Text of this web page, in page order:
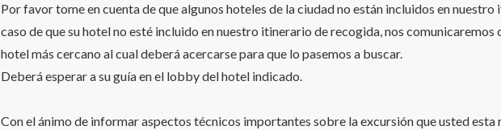
Por favor tome en cuenta de que algunos hoteles de la ciudad no están incluidos en
caso de que su hotel no esté incluido en nuestro itinerario de recogida, nos comunicaremos
hotel más cercano al cual deberá acercarse para que lo pasemos a buscar.
Deberá esperar a su guía en el lobby del hotel indicado.
Con el ánimo de informar aspectos técnicos importantes sobre la excursión que usted esta